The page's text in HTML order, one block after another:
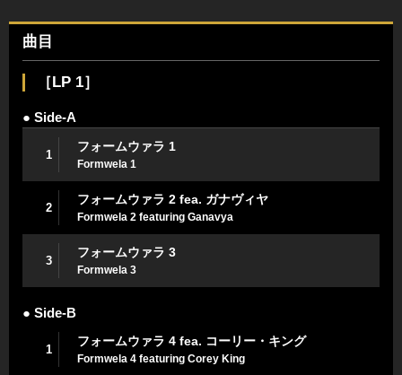
曲目
［LP 1］
● Side-A
1
フォームウァラ 1
Formwela 1
2
フォームウァラ 2 fea. ガナヴィヤ
Formwela 2 featuring Ganavya
3
フォームウァラ 3
Formwela 3
● Side-B
1
フォームウァラ 4 fea. コーリー・キング
Formwela 4 featuring Corey King